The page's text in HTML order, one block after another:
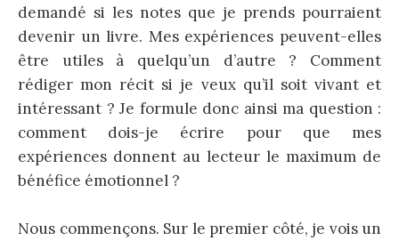
demandé si les notes que je prends pourraient
devenir un livre. Mes expériences peuvent-elles
être utiles à quelqu’un d’autre ? Comment
rédiger mon récit si je veux qu’il soit vivant et
intéressant ? Je formule donc ainsi ma question :
comment dois-je écrire pour que mes
expériences donnent au lecteur le maximum de
bénéfice émotionnel ?
Nous commençons. Sur le premier côté, je vois un